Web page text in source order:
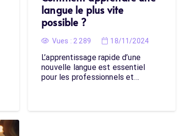
langue le plus vite
possible ?
Vues : 2 289 18/11/2024
L’apprentissage rapide d’une
nouvelle langue est essentiel
pour les professionnels et…